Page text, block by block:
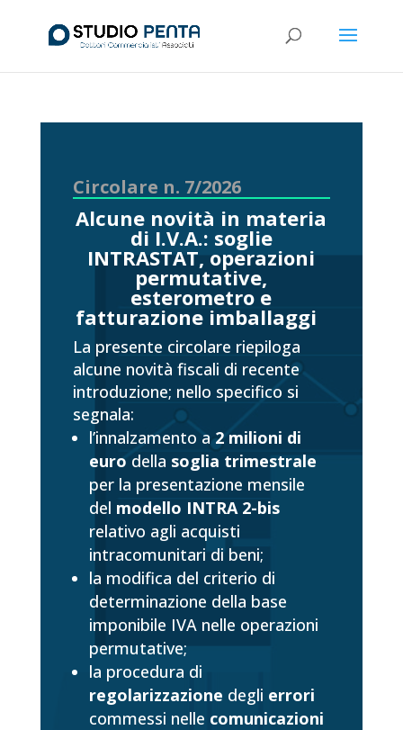
Circolare n. 7/2026
Alcune novità in materia
di I.V.A.: soglie
INTRASTAT, operazioni
permutative,
esterometro e
fatturazione imballaggi
La presente circolare riepiloga
alcune novità fiscali di recente
introduzione; nello specifico si
segnala:
l’innalzamento a2 milioni di
euro della soglia trimestrale
per la presentazione mensile
del modello INTRA 2-bis
relativo agli acquisti
intracomunitari di beni;
la modifica del criterio di
determinazione della base
imponibile IVA nelle operazioni
permutative;
la procedura di
regolarizzazione degli errori
commessi nelle comunicazioni